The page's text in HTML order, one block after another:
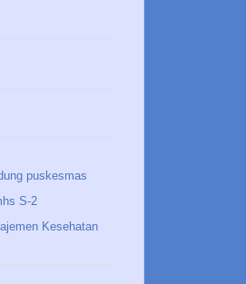
puskesmas
S-2
Kesehatan